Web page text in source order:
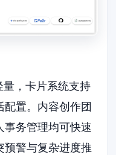
，卡片系统支持
置。内容创作团
事务管理均可快速
预警与复杂进度推